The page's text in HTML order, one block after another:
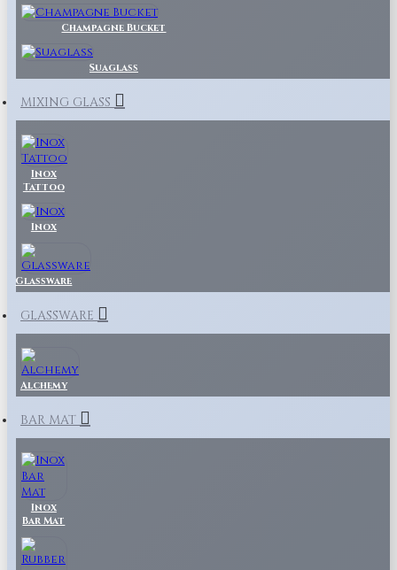
Champagne Bucket
Suaglass
MIXING GLASS
Inox
Tattoo
Inox
Glassware
GLASSWARE
Alchemy
BAR MAT
Inox
Bar Mat